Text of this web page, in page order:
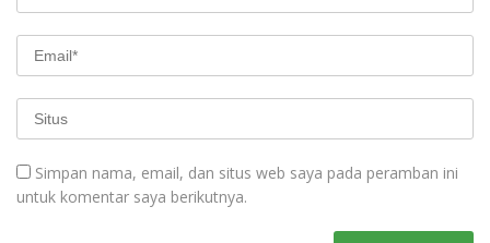
Simpan nama, email, dan situs web saya pada peramban ini
untuk komentar saya berikutnya.